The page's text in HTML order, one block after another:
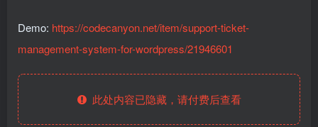
Demo: https://codecanyon.net/item/support-ticket-
management-system-for-wordpress/21946601
此处内容已隐藏，请付费后查看